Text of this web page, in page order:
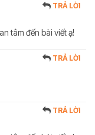
TRẢ LỜI
tâm đến bài viết ạ!
TRẢ LỜI
TRẢ LỜI